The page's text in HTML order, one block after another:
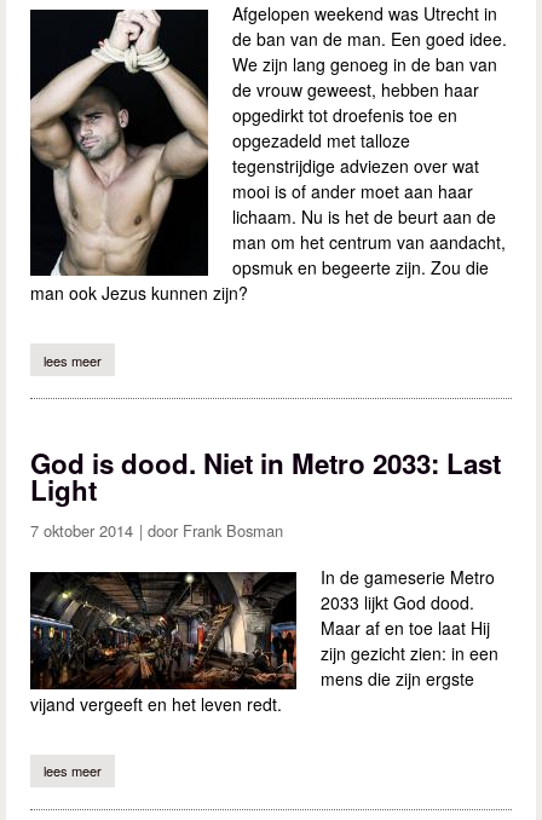
Afgelopen weekend was Utrecht in
de ban van de man. Een goed idee.
We zijn lang genoeg in de ban van
de vrouw geweest, hebben haar
opgedirkt tot droefenis toe en
opgezadeld met talloze
tegenstrijdige adviezen over wat
mooi is of ander moet aan haar
lichaam. Nu is het de beurt aan de
man om het centrum van aandacht,
opsmuk en begeerte zijn. Zou die
man ook Jezus kunnen zijn?
lees meer
God is dood. Niet in Metro 2033: Last
Light
7 oktober 2014 Frank Bosman
In de gameserie Metro
2033 lijkt God dood.
Maar af en toe laat Hij
zijn gezicht zien: in een
mens die zijn ergste
vijand vergeeft en het leven redt.
lees meer